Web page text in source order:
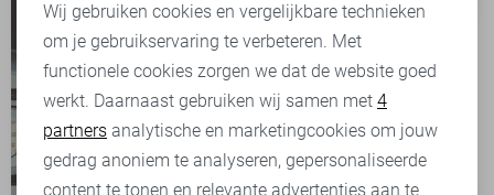
Personalisatie cookies
Analytische cookies
Marketing cookies
Wij gebruiken cookies en vergelijkbare technieken
om je gebruikservaring te verbeteren. Met
functionele cookies zorgen we dat de website goed
werkt. Daarnaast gebruiken wij samen met 4
partners analytische en marketingcookies om jouw
gedrag anoniem te analyseren, gepersonaliseerde
content te tonen en relevante advertenties aan te